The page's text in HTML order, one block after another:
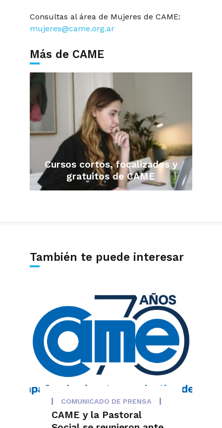
Consultas al área de Mujeres de CAME:
mujeres@came.org.ar
Más de CAME
Cursos cortos, focalizados y
gratuitos de CAME
También te puede interesar
COMUNICADO DE PRENSA
CAME y la Pastoral